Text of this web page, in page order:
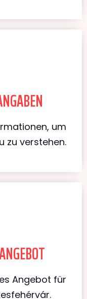
um
zu verstehen.
Angebot für